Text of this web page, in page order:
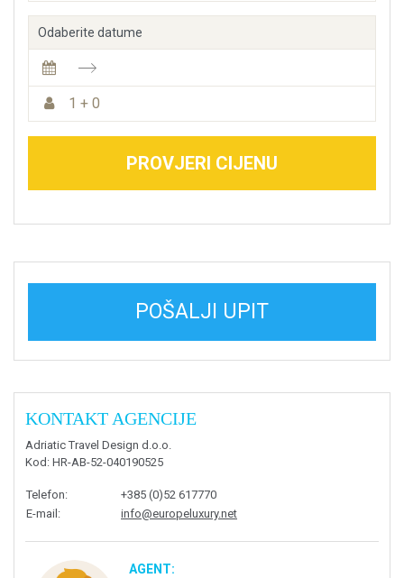
Odaberite datume
1 + 0
PROVJERI CIJENU
POŠALJI UPIT
KONTAKT AGENCIJE
Adriatic Travel Design d.o.o.
Kod : HR-AB-52-040190525
Telefon:
+385 (0)52 617770
E-mail : info@europeluxury.net
AGENT: